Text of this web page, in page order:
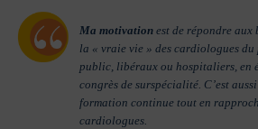
Ma motivationest de répondre aux
la « vraie vie » des cardiologues du
public, libéraux ou hospitaliers, en
congrès de surspécialité. C’est
formation continue tout en
cardiologues.